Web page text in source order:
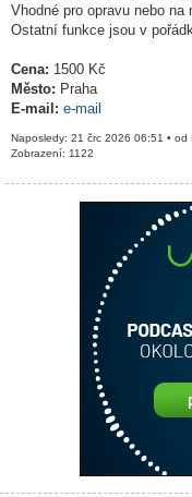
Vhodné pro opravu nebo
Ostatní funkce jsou v
Cena: 1500 Kč
Město: Praha
E-mail: e-mail
Naposledy: 21 črc 2026 06:51 • od
Zobrazení: 1122